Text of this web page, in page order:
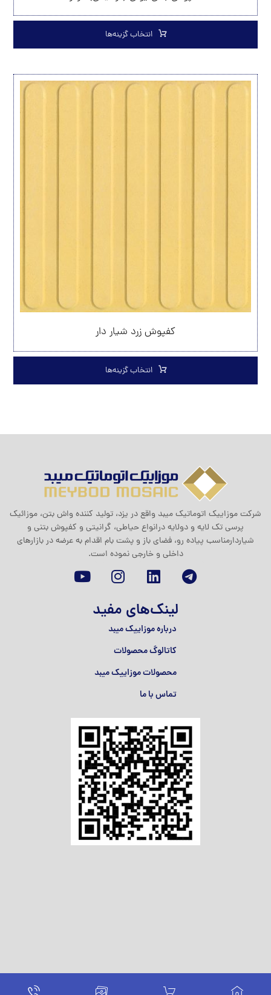
انتخاب گزینه‌ها
کفپوش زرد شیار دار
انتخاب گزینه‌ها
شرکت موزاييک اتوماتيک ميبد واقع در یزد، تولید کننده واش بتن، موزائیک
پرسی تک لایه و دولایه درانواع حیاطی، گرانیتی و کفپوش بتنی و
شیاردارمناسب پیاده رو، فضای باز و پشت بام اقدام به عرضه در بازارهای
داخلی و خارجی نموده است.
لینک‌های مفید
درباره موزاییک میبد
کاتالوگ محصولات
محصولات موزاییک میبد
تماس با ما